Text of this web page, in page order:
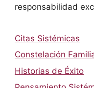
responsabilidad
Citas Sistémicas
Constelación
Historias de Éxito